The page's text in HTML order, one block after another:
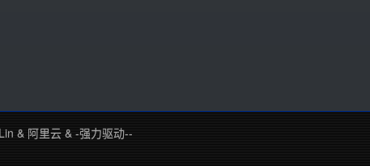
& 阿里云& -强力驱动--